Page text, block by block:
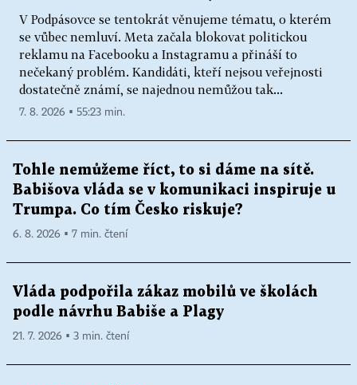
V Podpásovce se tentokrát věnujeme tématu, o kterém
se vůbec nemluví. Meta začala blokovat politickou
reklamu na Facebooku a Instagramu a přináší to
nečekaný problém. Kandidáti, kteří nejsou veřejnosti
dostatečně známí, se najednou nemůžou tak...
7. 8. 2026 ▪ 55:23 min.
Tohle nemůžeme říct, to si dáme na sítě.
Babišova vláda se v komunikaci inspiruje u
Trumpa. Co tím Česko riskuje?
6. 8. 2026 ▪ 7 min. čtení
Vláda podpořila zákaz mobilů ve školách
podle návrhu Babiše a Plagy
21. 7. 2026 ▪ 3 min. čtení